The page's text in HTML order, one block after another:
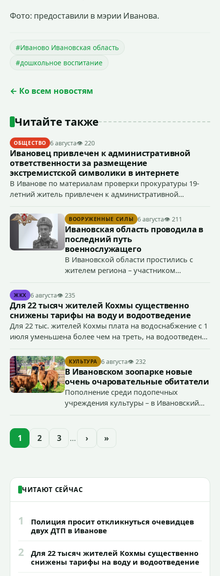
Фото: предоставили в мэрии Иванова.
#Иваново Ивановская область
#дошкольное воспитание
← Ко всем новостям
Читайте также
ОБЩЕСТВО 6 августа👁 220
Ивановец привлечен к административной
ответственности за размещение
экстремистской символики в интернете
В Иванове по материалам проверки прокуратуры 19-
летний житель привлечен к административной
демонстрирование символики экстремистской
организации, если эти действия не содержат признаков
уголовно наказуемого деяния) за размещение
экстремистской символики в сети Интернет.
ВООРУЖЕННЫЕ СИЛЫ 6 августа👁 211
Ивановская область проводила в
последний путь
военнослужащего
В Ивановской области простились с
жителем региона – участником
Антоном Тумановым.
ЖКХ 6 августа👁 235
Для 22 тысяч жителей Кохмы существенно
снижены тарифы на воду и водоотведение
Для 22 тыс. жителей Кохмы плата на водоснабжение с 1
июля уменьшена более чем на треть, на водоотведение
началу работы в городе областного предприятия
«Водоканал.
КУЛЬТУРА 6 августа👁 232
В Ивановском зоопарке новые
очень очаровательные обитатели
Пополнение среди подопечных
учреждения культуры – в Ивановский
областей (самцу - 6 месяцев, самочке —
1 2 3 … › »
ЧИТАЮТ СЕЙЧАС
1
Полиция просит откликнуться очевидцев
двух ДТП в Иванове
2
Для 22 тысяч жителей Кохмы существенно
снижены тарифы на воду и водоотведение